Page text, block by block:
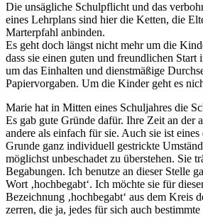
Die unsägliche Schulpflicht und das
eines Lehrplans sind hier die Ketten, die
Marterpfahl anbinden.
Es geht doch längst nicht mehr um die
dass sie einen guten und freundlichen Start
um das Einhalten und dienstmäßige
Papiervorgaben. Um die Kinder geht es
Marie hat in Mitten eines Schuljahres die
Es gab gute Gründe dafür. Ihre Zeit an der
andere als einfach für sie. Auch sie ist
Grunde ganz individuell gestrickte
möglichst unbeschadet zu überstehen. Sie
Begabungen. Ich benutze an dieser Stelle
Wort ‚hochbegabt‘. Ich möchte sie für
Bezeichnung ‚hochbegabt‘ aus dem Kreis
zerren, die ja, jedes für sich auch